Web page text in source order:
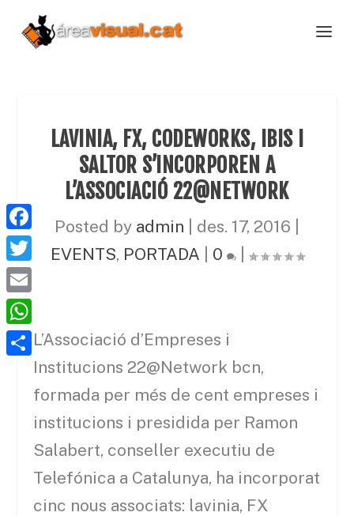
LAVINIA, FX, CODEWORKS, IBIS I
SALTOR S’INCORPOREN A
L’ASSOCIACIÓ 22@NETWORK
Posted by admin des. 17, 2016
EVENTS, PORTADA 0 |
L’Associació d’Empreses i
Institucions 22@Network bcn,
formada per més de cent empreses i
institucions i presidida per Ramon
Salabert, conseller executiu de
Telefónica a Catalunya, ha incorporat
cinc nous associats: lavinia, FX
F
a
c
e
b
T
w
i
t
E
m
a
W
h